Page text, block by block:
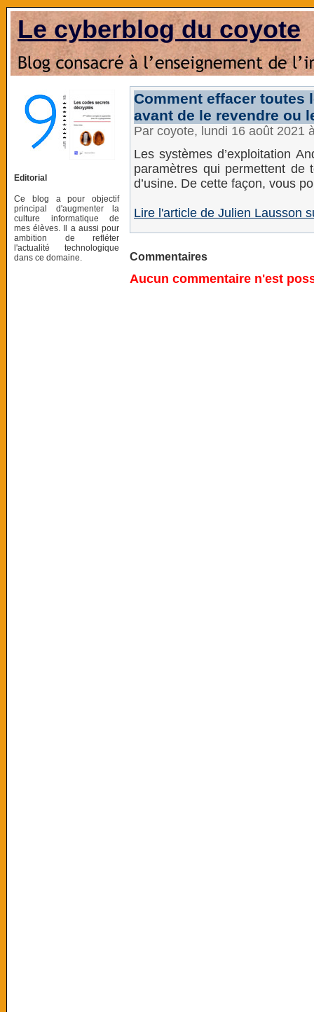
Le cyberblog du coyote
Editorial
Ce blog a pour objectif
principal d'augmenter la
culture informatique de
mes élèves. Il a aussi pour
ambition de refléter
l'actualité technologique
dans ce domaine.
Comment effacer toutes
avant de le revendre ou
Par coyote, lundi 16 août 2021
Les systèmes d’exploitation
paramètres qui permettent de
d’usine. De cette façon, vous
Lire l'article de Julien Lausson
Commentaires
Aucun commentaire n'est